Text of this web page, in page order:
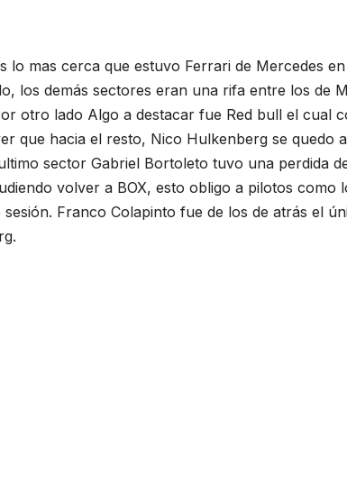
lo mas cerca que estuvo Ferrari de Mercedes
los demás sectores eran una rifa entre los de
otro lado Algo a destacar fue Red bull el cual
que hacia el resto, Nico Hulkenberg se quedo
sector Gabriel Bortoleto tuvo una perdida
volver a BOX, esto obligo a pilotos como
Franco Colapinto fue de los de atrás el